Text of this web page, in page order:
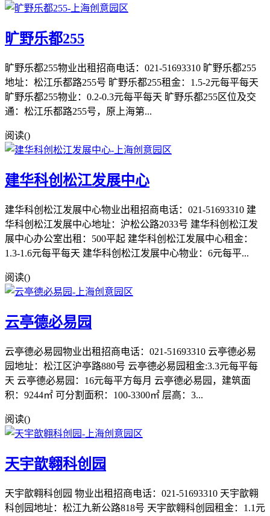
旷野乐都255
旷野乐都255物业出租招商电话：021-51693310 旷野乐都255
地址：松江乐都路255号 旷野乐都255租金：1.5-2元每平每天
旷野乐都255物业：0.2-0.3元每平每天 旷野乐都255区位及交
通：松江乐都路255号，原上海第...
阅读()
建华科创松江发展中心
建华科创松江发展中心物业出租招商电话：021-51693310 建
华科创松江发展中心地址：沪松公路2033号 建华科创松江发
展中心办公室出租：500平起 建华科创松江发展中心租金：
1.3-1.6元每平每天 建华科创松江发展中心物业：6元每平...
阅读()
云亭德必易园
云亭德必易园物业出租招商电话：021-51693310 云亭德必易
园地址：松江区沪亭路880号 云亭德必易园租金:3.3元每平每
天 云亭德必易园：16元每平方每月 云亭德必易园，建筑面
积：9244㎡ 可分割面积：100-3300㎡ 层高：3...
阅读()
天宇歆翱科创园
天宇歆翱科创园 物业出租招商电话：021-51693310 天宇歆翱
科创园地址：松江九新公路818号 天宇歆翱科创园租金：1.1元